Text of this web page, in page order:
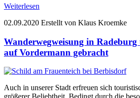
Weiterlesen
02.09.2020 Erstellt von Klaus Kroemke
Wanderwegweisung in
auf Vordermann gebracht
Auch in unserer Stadt erfreuen sich